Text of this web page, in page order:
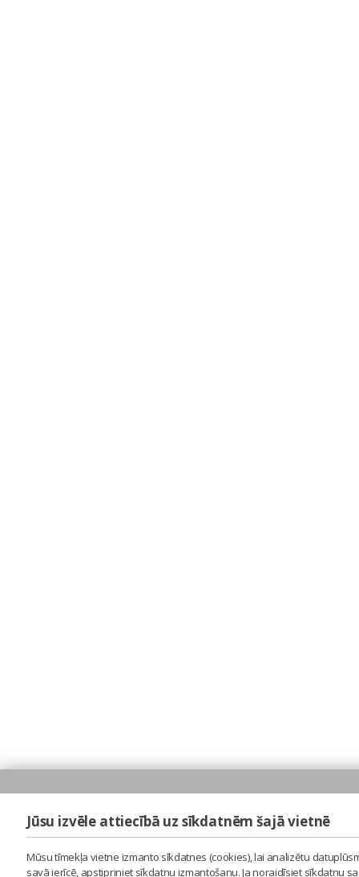
Jūsu izvēle attiecībā uz sīkdatnēm šajā vietnē
Mūsu tīmekļa vietne izmanto sīkdatnes (cookies), lai analizētu
savā ierīcē, apstipriniet sīkdatņu izmantošanu. Ja noraidīsiet sīkdatņu